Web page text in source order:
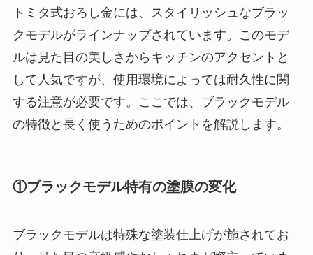
トミタ式おろし金には、スタイリッシュなブラッ
クモデルがラインナップされています。このモデ
ルは見た目の美しさからキッチンのアクセントと
して人気ですが、使用環境によっては耐久性に関
する注意が必要です。ここでは、ブラックモデル
の特徴と長く使うためのポイントを解説します。
①ブラックモデル特有の塗膜の変化
ブラックモデルは特殊な塗装仕上げが施されてお